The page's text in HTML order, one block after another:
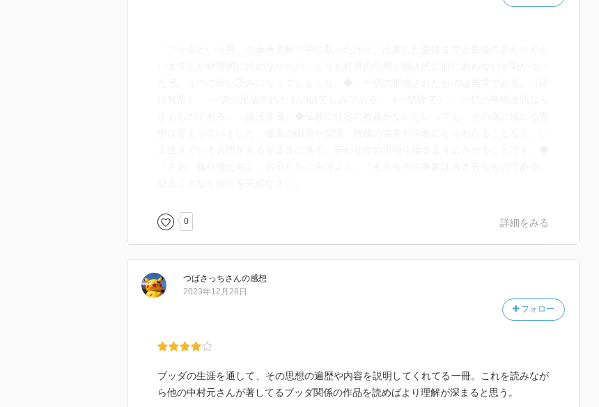
0 詳細をみる
つばさっちさんの感想
フォロー
2023年12月28日
ブッダの生涯を通して、その思想の遍歴や内容を説明してくれてる一冊。これを読みなが
ら他の中村元さんが著してるブッダ関係の作品を読めばより理解が深まると思う。